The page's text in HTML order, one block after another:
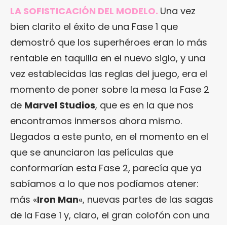
LA SOFISTICACIÓN DEL MODELO. Una vez
bien clarito el éxito de una Fase 1 que
demostró que los superhéroes eran lo más
rentable en taquilla en el nuevo siglo, y una
vez establecidas las reglas del juego, era el
momento de poner sobre la mesa la Fase 2
de Marvel Studios, que es en la que nos
encontramos inmersos ahora mismo.
Llegados a este punto, en el momento en el
que se anunciaron las películas que
conformarían esta Fase 2, parecía que ya
sabíamos a lo que nos podíamos atener:
más «Iron Man«, nuevas partes de las sagas
de la Fase 1 y, claro, el gran colofón con una